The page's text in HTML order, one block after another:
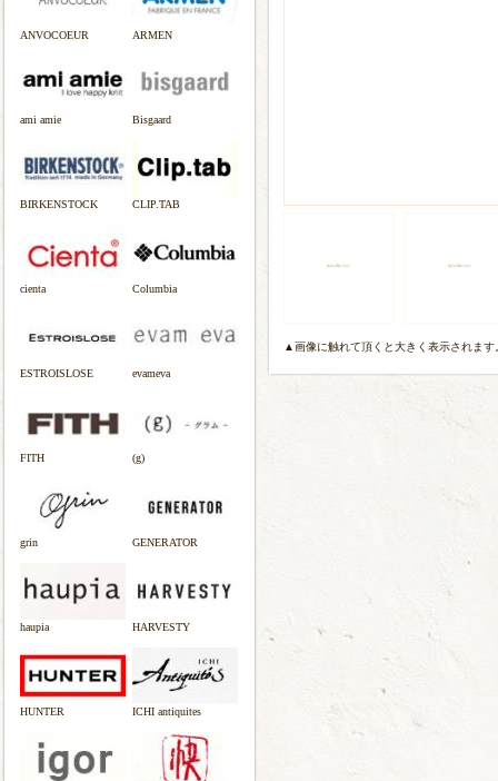
ANVOCOEUR ARMEN
ami amie Bisgaard
BIRKENSTOCK CLIP.TAB
cienta Columbia
ESTROISLOSE evameva
FITH (g)
grin GENERATOR
haupia HARVESTY
HUNTER ICHI antiquites
▲画像に触れて頂くと大きく表示されます